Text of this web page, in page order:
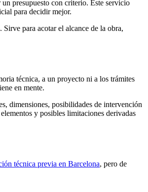
presupuesto con criterio. Este servicio
para decidir mejor.
para acotar el alcance de la obra,
técnica, a un proyecto ni a los trámites
en mente.
dimensiones, posibilidades de intervención
y posibles limitaciones derivadas
técnica previa en Barcelona, pero de